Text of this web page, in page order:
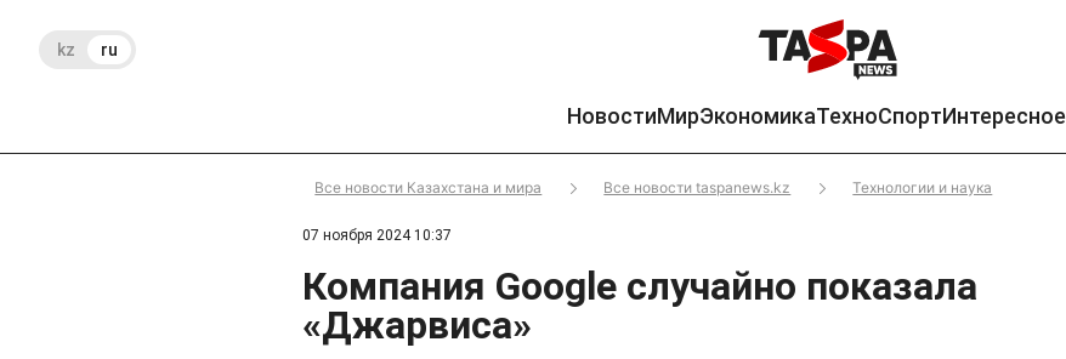
kz ru
НовостиМирЭкономикаТехноСпортИнтересное
Все новости Казахстана и мира Все новости taspanews.kz Технологии и наука
07 ноября 2024 10:37
Компания Google случайно показала
«Джарвиса»